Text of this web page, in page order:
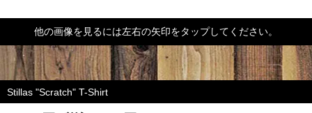
他の画像を見るには左右の矢印をタップしてください。
Stillas "Scratch" T-Shirt